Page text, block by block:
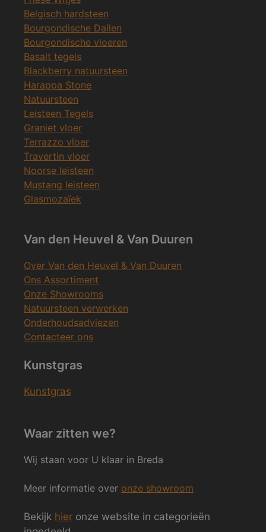
Belgisch hardsteen
Bourgondische Dallen
Bourgondische vloeren
Basalt tegels
Blackberry natuursteen
Harappa Stone
Natuursteen
Leisteen Tegels
Graniet vloer
Terrazzo vloer
Travertin vloer
Noorse leisteen
Mustang leisteen
Glasmozaïek
Van den Heuvel & Van Duuren
Over Van den Heuvel & Van Duuren
Ons Assortiment
Onze Showrooms
Natuursteen verwerken
Onderhoudsadviezen
Contacteer ons
Kunstgras
Kunstgras
Waar zitten we?
Wij staan voor U klaar in Breda
Meer informatie over onze showroom
Bekijk hier onze website in categorieën